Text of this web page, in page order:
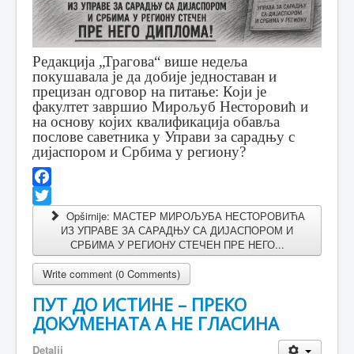
Редакција „Трагова“ више недеља
покушавала је да добије једноставан и
прецизан одговор на питање: Који је
факултет завршио Мирољуб Несторовић и
на основу којих квалификација обавља
послове саветника у Управи за сарадњу с
дијаспором и Србима у региону?
Facebook
Twitter Opširnije: МАСТЕР МИРОЉУБА НЕСТОРОВИЋА
ИЗ УПРАВЕ ЗА САРАДЊУ СА ДИЈАСПОРОМ И
СРБИМА У РЕГИОНУ СТЕЧЕН ПРЕ НЕГО...
Write comment (0 Comments)
ПУТ ДО ИСТИНЕ – ПРЕКО
ДОКУМЕНАТА А НЕ ГЛАСИНА
Detalji